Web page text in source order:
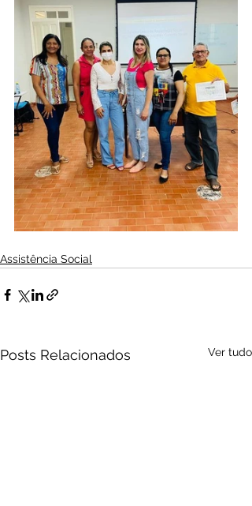
Assistência Social
Posts Relacionados Ver tudo